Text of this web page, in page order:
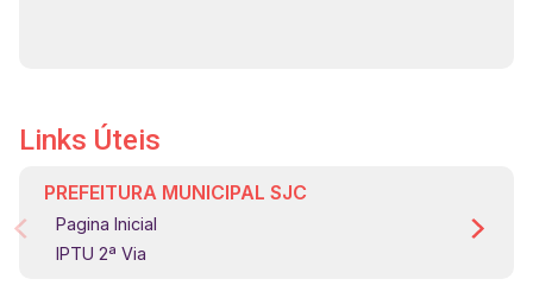
Links Úteis
PREFEITURA MUNICIPAL SJC
Pagina Inicial
IPTU 2ª Via